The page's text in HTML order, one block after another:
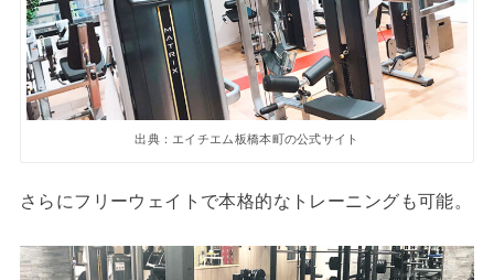
出典：エイチエム板橋本町の公式サイト
さらにフリーウェイトで本格的なトレーニングも可能。